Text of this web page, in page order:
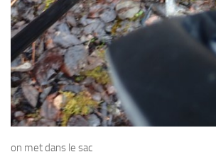
on met dans le sac